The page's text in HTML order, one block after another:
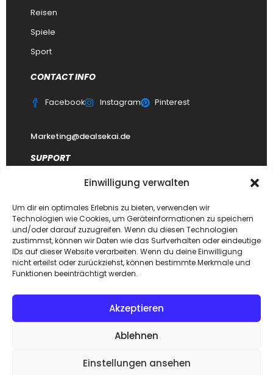
Einwilligung verwalten
Um dir ein optimales Erlebnis zu bieten, verwenden wir
Technologien wie Cookies, um Geräteinformationen zu speichern
und/oder darauf zuzugreifen. Wenn du diesen Technologien
zustimmst, können wir Daten wie das Surfverhalten oder eindeutige
IDs auf dieser Website verarbeiten. Wenn du deine Einwilligung
nicht erteilst oder zurückziehst, können bestimmte Merkmale und
Funktionen beeinträchtigt werden.
Akzeptieren
Ablehnen
Einstellungen ansehen
Reisen
Spiele
Sport
CONTACT INFO
Facebook Instagram Pinterest
Marketing@dealsekai.de
SUPPORT
datenschutzerklärung
Impressum
Haftungsausschluss
FAQ Dealsekai
Copyright © 2026. Designed byDealsekai